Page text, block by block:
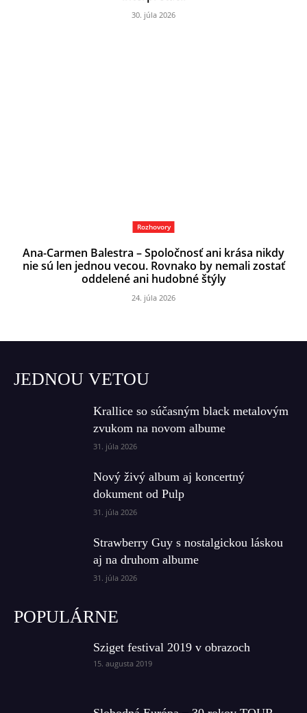
30. júla 2026
Rozhovory
Ana-Carmen Balestra – Spoločnosť ani krása nikdy
nie sú len jednou vecou. Rovnako by nemali zostať
oddelené ani hudobné štýly
24. júla 2026
JEDNOU VETOU
Krallice so súčasným black metalovým
zvukom na novom albume
31. júla 2026
Nový živý album aj koncertný
dokument od Pulp
31. júla 2026
Strawberry Guy s nostalgickou láskou
aj na druhom albume
31. júla 2026
POPULÁRNE
Sziget festival 2019 v obrazoch
15. augusta 2019